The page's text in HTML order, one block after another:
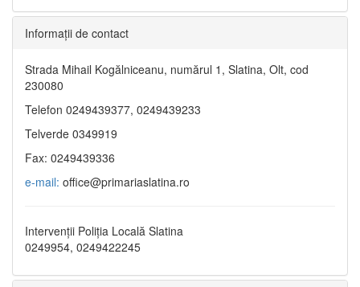
Informaţii de contact
Strada Mihail Kogălniceanu, numărul 1, Slatina, Olt, cod
230080
Telefon 0249439377, 0249439233
Telverde 0349919
Fax: 0249439336
e-mail: office@primariaslatina.ro
Intervenții Poliția Locală Slatina
0249954, 0249422245